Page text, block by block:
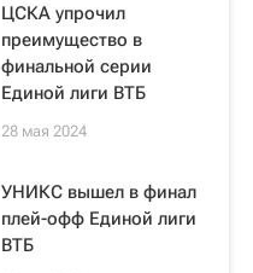
ЦСКА упрочил
преимущество в
финальной серии
Единой лиги ВТБ
28 мая 2024
УНИКС вышел в финал
плей-офф Единой лиги
ВТБ